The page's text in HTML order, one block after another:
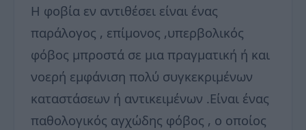
Η φοβία εν αντιθέσει είναι ένας
παράλογος , επίμονος ,υπερβολικός
φόβος μπροστά σε μια πραγματική ή και
νοερή εμφάνιση πολύ συγκεκριμένων
καταστάσεων ή αντικειμένων .Είναι ένας
παθολογικός αγχώδης φόβος , ο οποίος